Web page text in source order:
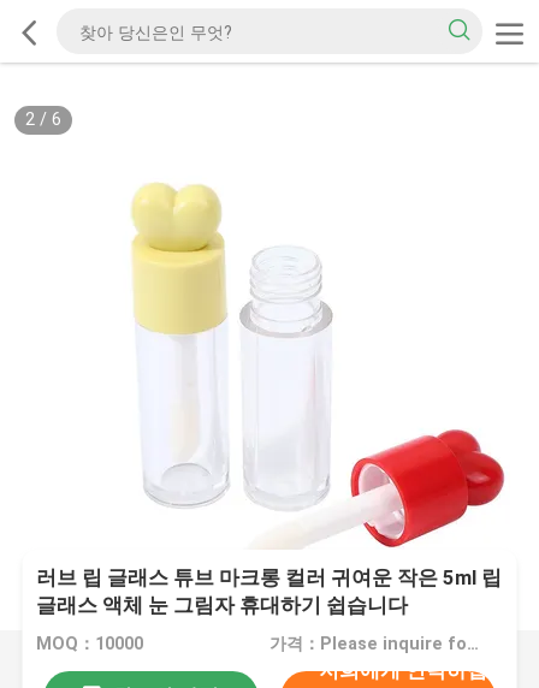
2/ 6
러브 립 글래스 튜브 마크롱 컬러 귀여운 작은 5ml 립
글래스 액체 눈 그림자 휴대하기 쉽습니다
MOQ：10000 가격：Please inquire for price
저희에게 연락하십